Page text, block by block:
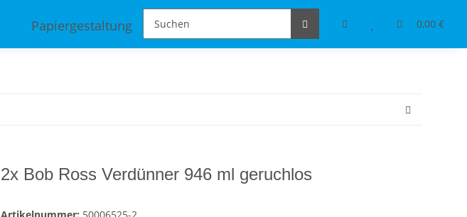
0,00 €
Papiergestaltung Schmuckdesign Tischdeko & Accessoires
2x Bob Ross Verdünner 946 ml geruchlos